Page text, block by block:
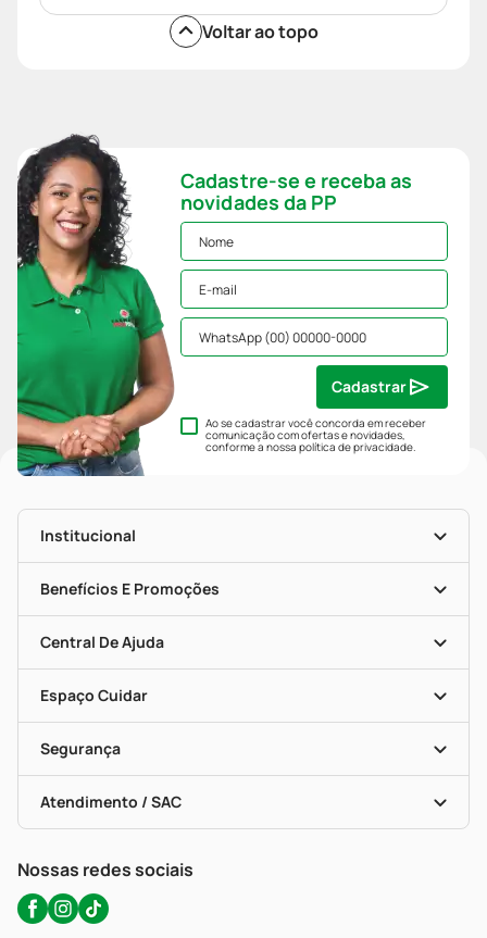
Voltar ao topo
Cadastre-se e receba as
novidades da PP
Ao se cadastrar você concorda em receber
comunicação com ofertas e novidades,
conforme a nossapolítica de privacidade.
Cadastrar
Institucional
História
Nossas Lojas
Mapa De Categorias
Blog Da PP
Seja Uma Loja Parceira
Benefícios E Promoções
Clube PP
Convênios
Programa Popular Do Brasil
Encarte De Ofertas
Dermaclub
Descontos De Laboratório (PBM)
Cupons E Ofertas
Central De Ajuda
Entrega
Recompra Programada
Compras Com Receita
Alomed (tele-Entrega)
Formas De Pagamento
Troca E Devolução
Bulas De A A Z
Políticas De Marketplace
Espaço Cuidar
Vacinas
Serviços Farmacêuticos
Testes Rápidos
Autoteste Covid-19
Segurança
Certificado De Segurança
Portal Da Privacidade
Atendimento / SAC
WhatsApp (47) 9202-1687
Nossas redes sociais